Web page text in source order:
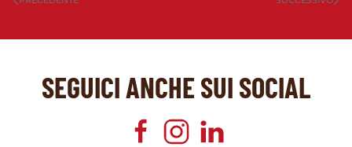
SEGUICI ANCHE SUI SOCIAL